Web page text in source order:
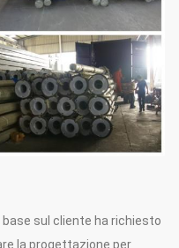
sul cliente ha richiesto
la progettazione per